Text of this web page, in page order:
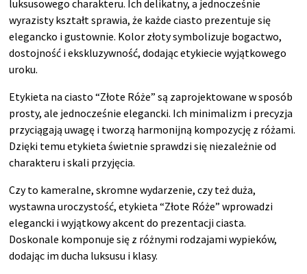
luksusowego charakteru. Ich delikatny, a jednocześnie
wyrazisty kształt sprawia, że każde ciasto prezentuje się
elegancko i gustownie. Kolor złoty symbolizuje bogactwo,
dostojność i ekskluzywność, dodając etykiecie wyjątkowego
uroku.
Etykieta na ciasto “Złote Róże” są zaprojektowane w sposób
prosty, ale jednocześnie elegancki. Ich minimalizm i precyzja
przyciągają uwagę i tworzą harmonijną kompozycję z różami.
Dzięki temu etykieta świetnie sprawdzi się niezależnie od
charakteru i skali przyjęcia.
Czy to kameralne, skromne wydarzenie, czy też duża,
wystawna uroczystość, etykieta “Złote Róże” wprowadzi
elegancki i wyjątkowy akcent do prezentacji ciasta.
Doskonale komponuje się z różnymi rodzajami wypieków,
dodając im ducha luksusu i klasy.